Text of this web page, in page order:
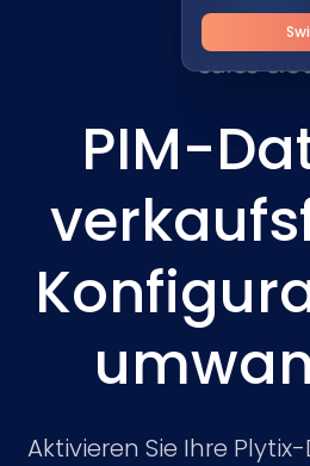
PIM-
Aktivieren Sie Ihre